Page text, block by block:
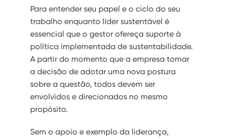
Para entender seu papel e o ciclo do seu
trabalho enquanto líder sustentável é
essencial que o gestor ofereça suporte à
política implementada de sustentabilidade.
A partir do momento que a empresa tomar
a decisão de adotar uma nova postura
sobre a questão, todos devem ser
envolvidos e direcionados no mesmo
propósito.
Sem o apoio e exemplo da liderança,